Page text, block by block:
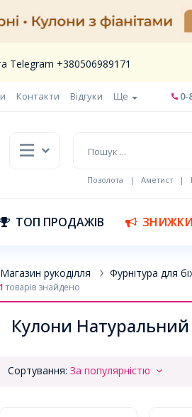
Telegram +380506989171
Контакти Відгуки Ще 0-
Позолота | Аметист |
ТОП ПРОДАЖІВ ЗНИЖКИ
Магазин рукоділля Фурнітура для
товарів знайдено
Кулони Натуральний
Сортування: За популярністю